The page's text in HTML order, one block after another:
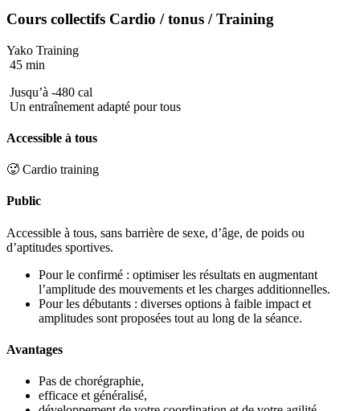
Cours collectifs Cardio / tonus / Training
Yako Training
45 min
Jusqu’à -480 cal
Un entraînement adapté pour tous
Accessible à tous
🥵 Cardio training
Public
Accessible à tous, sans barrière de sexe, d’âge, de poids ou
d’aptitudes sportives.
Pour le confirmé : optimiser les résultats en augmentant
l’amplitude des mouvements et les charges additionnelles.
Pour les débutants : diverses options à faible impact et
amplitudes sont proposées tout au long de la séance.
Avantages
Pas de chorégraphie,
efficace et généralisé,